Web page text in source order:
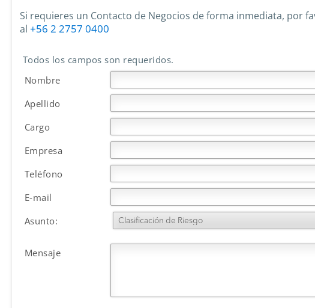
Si requieres un Contacto de Negocios de forma inmediata, por
al +56 2 2757 0400
Todos los campos son requeridos.
Nombre
Apellido
Cargo
Empresa
Teléfono
E-mail
Asunto:
Mensaje